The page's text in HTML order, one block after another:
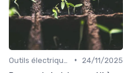
•
24/11/2025